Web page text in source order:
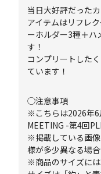
当日大好評だった
アイテムはリフレ
ーホルダー3種＋ハ
す！
コンプリートした
ています！
◯注意事項
※こちらは2026年6
MEETING -第4回
※掲載している画
様が多少異なる場合
※商品のサイズに